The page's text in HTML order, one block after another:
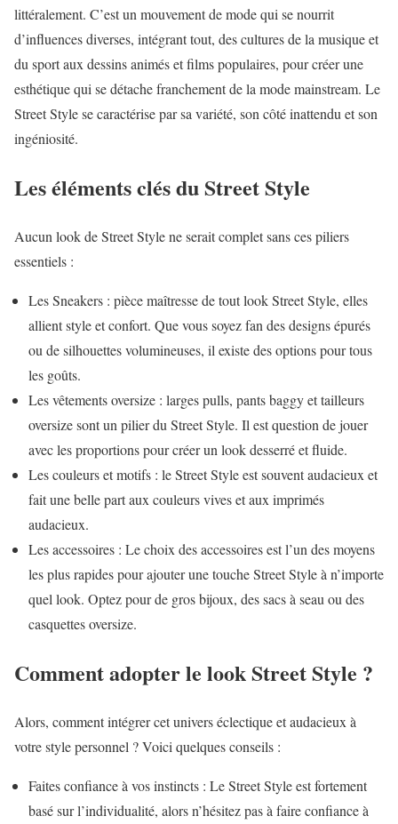
littéralement. C’est un mouvement de mode qui se nourrit
d’influences diverses, intégrant tout, des cultures de la musique et
du sport aux dessins animés et films populaires, pour créer une
esthétique qui se détache franchement de la mode mainstream. Le
Street Style se caractérise par sa variété, son côté inattendu et son
ingéniosité.
Les éléments clés du Street Style
Aucun look de Street Style ne serait complet sans ces piliers
essentiels :
Les Sneakers : pièce maîtresse de tout look Street Style, elles
allient style et confort. Que vous soyez fan des designs épurés
ou de silhouettes volumineuses, il existe des options pour tous
les goûts.
Les vêtements oversize : larges pulls, pants baggy et tailleurs
oversize sont un pilier du Street Style. Il est question de jouer
avec les proportions pour créer un look desserré et fluide.
Les couleurs et motifs : le Street Style est souvent audacieux et
fait une belle part aux couleurs vives et aux imprimés
audacieux.
Les accessoires : Le choix des accessoires est l’un des moyens
les plus rapides pour ajouter une touche Street Style à n’importe
quel look. Optez pour de gros bijoux, des sacs à seau ou des
casquettes oversize.
Comment adopter le look Street Style ?
Alors, comment intégrer cet univers éclectique et audacieux à
votre style personnel ? Voici quelques conseils :
Faites confiance à vos instincts : Le Street Style est fortement
basé sur l’individualité, alors n’hésitez pas à faire confiance à